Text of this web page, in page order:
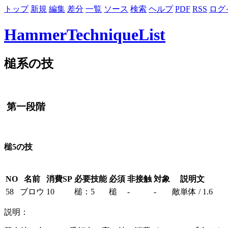
トップ 新規 編集 差分 一覧 ソース 検索 ヘルプ PDF RSS ログ
HammerTechniqueList
槌系の技
第一段階
槌5の技
NO 名前 消費SP 必要技能 必須 非接触 対象
説明文
58
ブロウ 10 槌：5 槌 - - 敵単体 / 1.6
説明：